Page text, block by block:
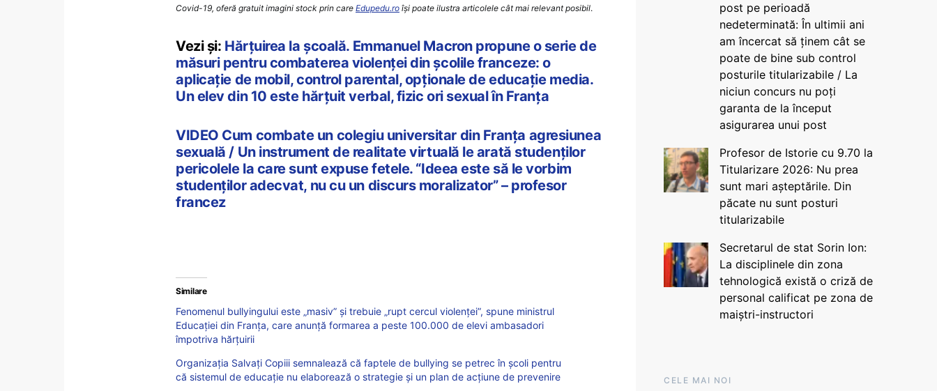
Covid-19, oferă gratuit imagini stock prin care Edupedu.ro îşi poate ilustra articolele cât mai relevant posibil.
Vezi și: Hărțuirea la școală. Emmanuel Macron propune o serie de
măsuri pentru combaterea violenței din școlile franceze: o
aplicație de mobil, control parental, opționale de educație media.
Un elev din 10 este hărțuit verbal, fizic ori sexual în Franța
VIDEO Cum combate un colegiu universitar din Franța agresiunea
sexuală / Un instrument de realitate virtuală le arată studenților
pericolele la care sunt expuse fetele. “Ideea este să le vorbim
studenților adecvat, nu cu un discurs moralizator” – profesor
francez
Similare
Fenomenul bullyingului este „masiv” și trebuie „rupt cercul violenței”, spune ministrul
Educației din Franța, care anunță formarea a peste 100.000 de elevi ambasadori
împotriva hărțuirii
Organizația Salvați Copiii semnalează că faptele de bullying se petrec în școli pentru
că sistemul de educație nu elaborează o strategie și un plan de acțiune de prevenire
post pe perioadă
nedeterminată: În ultimii ani
am încercat să ținem cât se
poate de bine sub control
posturile titularizabile / La
niciun concurs nu poți
garanta de la început
asigurarea unui post
Profesor de Istorie cu 9.70 la
Titularizare 2026: Nu prea
sunt mari așteptările. Din
păcate nu sunt posturi
titularizabile
Secretarul de stat Sorin Ion:
La disciplinele din zona
tehnologică există o criză de
personal calificat pe zona de
maiștri-instructori
CELE MAI NOI